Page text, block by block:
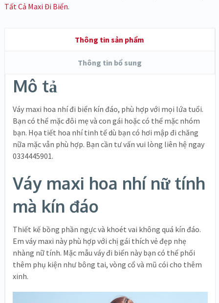
Tất Cả Maxi Đi Biển.
Thông tin sản phẩm
Thông tin bổ sung
Mô tả
Váy maxi hoa nhí đi biển kín đáo, phù hợp với mọi lứa tuổi.
Bạn có thể mặc đôi mẹ và con gái hoặc có thể mặc nhóm
bạn. Họa tiết hoa nhí tinh tế dù bạn có hơi mập đi chăng
nữa mặc vẫn phù hợp. Bạn cần tư vấn vui lòng liên hệ ngay
0334445901.
Váy maxi hoa nhí nữ tính
mà kín đáo
Thiết kế bồng phần ngực và khoét vai không quá kín đáo.
Em váy maxi này phù hợp với chị gái thích vẻ đẹp nhẹ
nhàng nữ tính. Mặc mẫu váy đi biển này bạn có thể phối
thêm phụ kiện như bông tai, vòng cổ và mũ cói cho thêm
xinh.